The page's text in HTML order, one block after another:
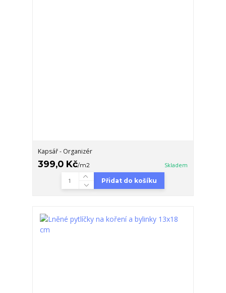
Kapsář - Organizér
399,0 Kč/m2 Skladem
Přidat do košíku